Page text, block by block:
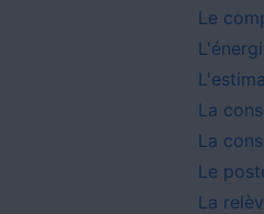
Le
La
La
Le
La